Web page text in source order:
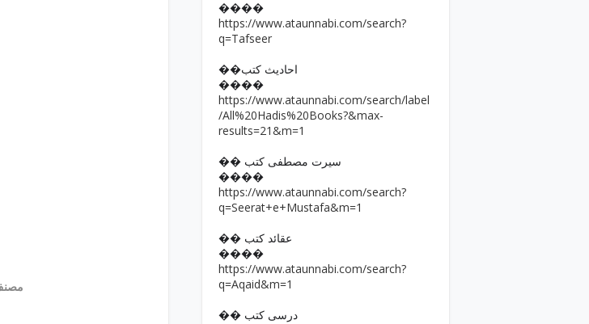
����
https://www.ataunnabi.com/search?
q=Tafseer
��احادیث کتب
����
https://www.ataunnabi.com/search/label
/All%20Hadis%20Books?&max-
results=21&m=1
�� سیرت مصطفی کتب
����
https://www.ataunnabi.com/search?
q=Seerat+e+Mustafa&m=1
�� عقائد کتب
����
https://www.ataunnabi.com/search?
q=Aqaid&m=1
�� درسی کتب